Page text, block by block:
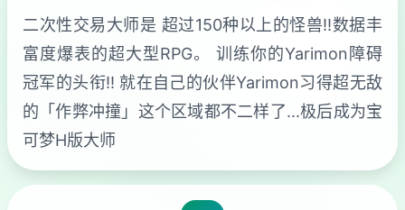
二次性交易大师是 超过150种以上的怪兽!!数据丰
富度爆表的超大型RPG。 训练你的Yarimon障碍
冠军的头衔!! 就在自己的伙伴Yarimon习得超无敌
的「作弊冲撞」这个区域都不二样了...极后成为宝
可梦H版大师